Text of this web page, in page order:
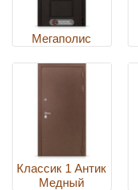
Мегаполис
Классик 1 Антик
Медный